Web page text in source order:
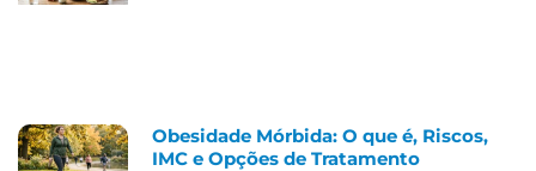
Obesidade Mórbida: O que é, Riscos,
IMC e Opções de Tratamento